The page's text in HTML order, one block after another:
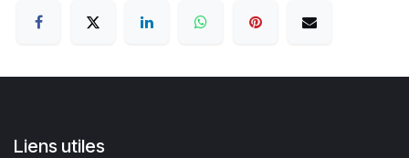
Liens utiles